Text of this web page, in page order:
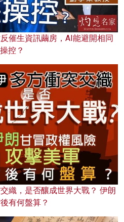
催生資訊繭房，AI能避開相同
控？
織，是否釀成世界大戰？ 伊朗
有何盤算？